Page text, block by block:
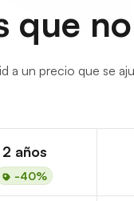
que
a un precio que se
2 años
-40%